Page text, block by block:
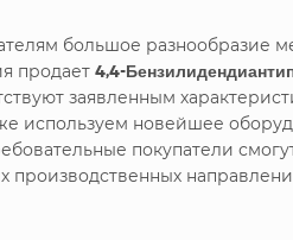
большое разнообразие
продает 4,4-
заявленным
используем новейшее
покупатели